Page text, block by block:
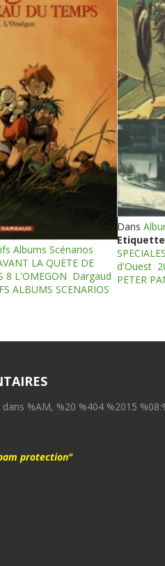
Albums Scénarios
LA QUETE DE
8 L'OMEGON Dargaud
ALBUMS SCENARIOS
Dans
SPECIALES
d'Ouest
PETER
dans %AM, %20 %404 %2015
protection"